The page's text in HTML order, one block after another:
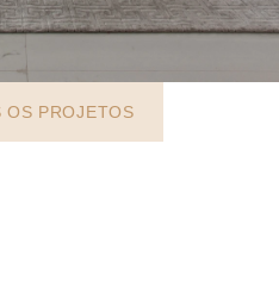
OS PROJETOS